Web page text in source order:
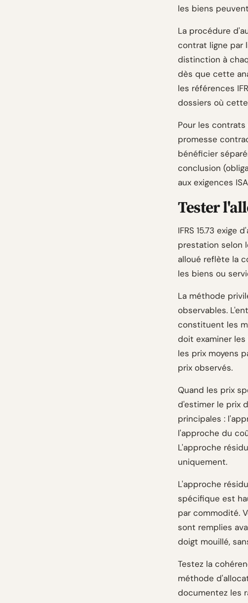
les biens
La procédure
contrat ligne par
distinction à
dès que cette
les références
dossiers où
Pour les contrats
promesse
bénéficier
conclusion
aux exigences
Tester
IFRS 15.73
prestation selon
alloué reflète la
les biens ou
La méthode
observables.
constituent les
doit examiner
les prix moyens
prix observés.
Quand les prix
d'estimer le prix
principales :
l'approche du
L'approche
uniquement.
L'approche
spécifique est
par commodité.
sont remplies
doigt mouillé,
Testez la
méthode
documentez les